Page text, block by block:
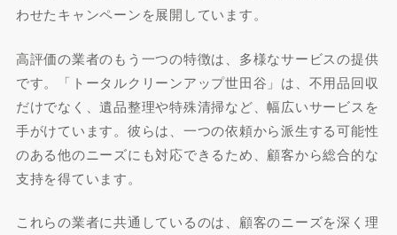
わせたキャンペーンを展開しています。
高評価の業者のもう一つの特徴は、多様なサービスの提供
です。「トータルクリーンアップ世田谷」は、不用品回収
だけでなく、遺品整理や特殊清掃など、幅広いサービスを
手がけています。彼らは、一つの依頼から派生する可能性
のある他のニーズにも対応できるため、顧客から総合的な
支持を得ています。
これらの業者に共通しているのは、顧客のニーズを深く理